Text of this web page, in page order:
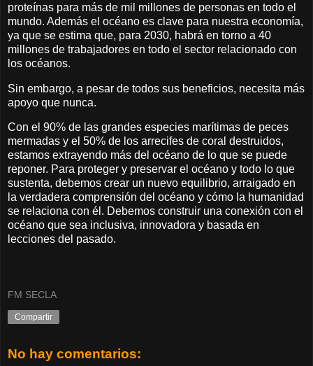
proteínas para más de mil millones de personas en todo el
mundo. Además el océano es clave para nuestra economía,
ya que se estima que, para 2030, habrá en torno a 40
millones de trabajadores en todo el sector relacionado con
los océanos.
Sin embargo, a pesar de todos sus beneficios, necesita más
apoyo que nunca.
Con el 90% de las grandes especies marítimas de peces
mermadas y el 50% de los arrecifes de coral destruidos,
estamos extrayendo más del océano de lo que se puede
reponer. Para proteger y preservar el océano y todo lo que
sustenta, debemos crear un nuevo equilibrio, arraigado en
la verdadera comprensión del océano y cómo la humanidad
se relaciona con él. Debemos construir una conexión con el
océano que sea inclusiva, innovadora y basada en
lecciones del pasado.
FM SECLA
Compartir
No hay comentarios: